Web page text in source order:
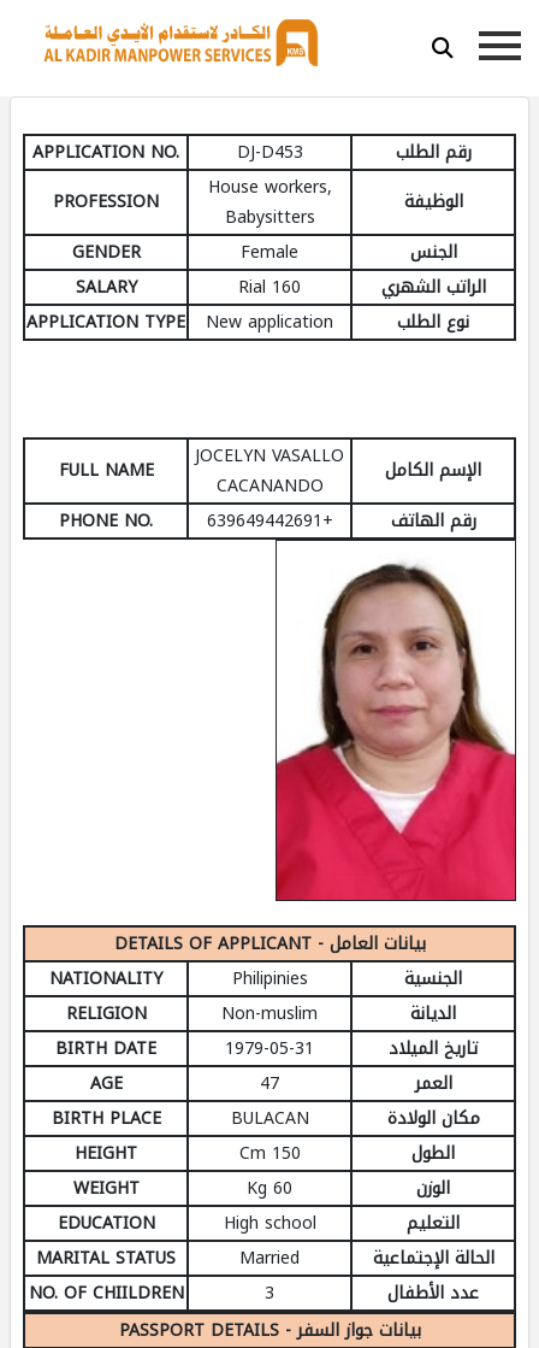
رقم الطلب DJ-D453
APPLICATION NO.
الوظيفة
House workers,
Babysitters
PROFESSION
الجنس
Female
GENDER
الراتب الشهري
160 Rial
SALARY
نوع الطلب
New application
APPLICATION TYPE
الإسم الكامل
JOCELYN VASALLO
CACANANDO
FULL NAME
رقم الهاتف
+639649442691
PHONE NO.
DETAILS OF APPLICANT - بيانات العامل
الجنسية
Philipinies
NATIONALITY
الديانة
Non-muslim
RELIGION
تاريخ الميلاد
1979-05-31
BIRTH DATE
العمر
47
AGE
مكان الولادة
BULACAN
BIRTH PLACE
الطول
150 Cm
HEIGHT
الوزن
60 Kg
WEIGHT
التعليم
High school
EDUCATION
الحالة الإجتماعية
Married
MARITAL STATUS
عدد الأطفال
3
NO. OF CHIILDREN
PASSPORT DETAILS - بيانات جواز السفر